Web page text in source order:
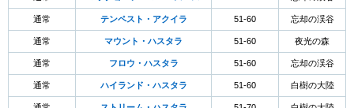
通常 テンペスト・アクイラ 51-60 忘却の渓谷
通常 マウント・ハスタラ 51-60 夜光の森
通常 フロウ・ハスタラ 51-60 忘却の渓谷
通常 ハイランド・ハスタラ 51-60 白樹の大陸